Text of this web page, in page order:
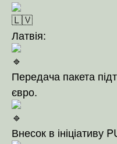
Латвія:
Передача пакета
євро.
Внесок в ініціативу